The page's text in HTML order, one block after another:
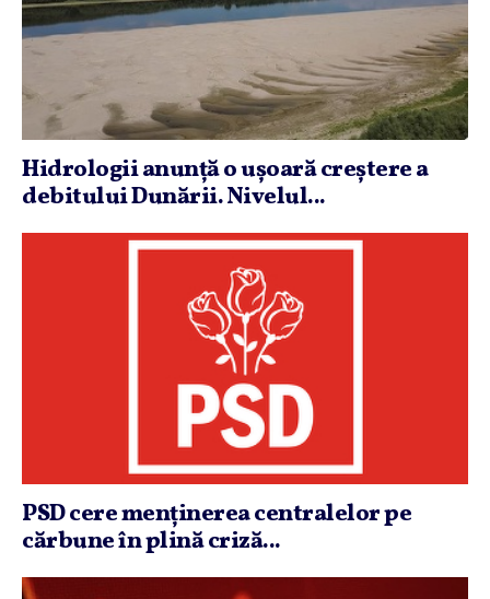
Hidrologii anunţă o uşoară creştere a
debitului Dunării. Nivelul...
PSD cere menţinerea centralelor pe
cărbune în plină criză...